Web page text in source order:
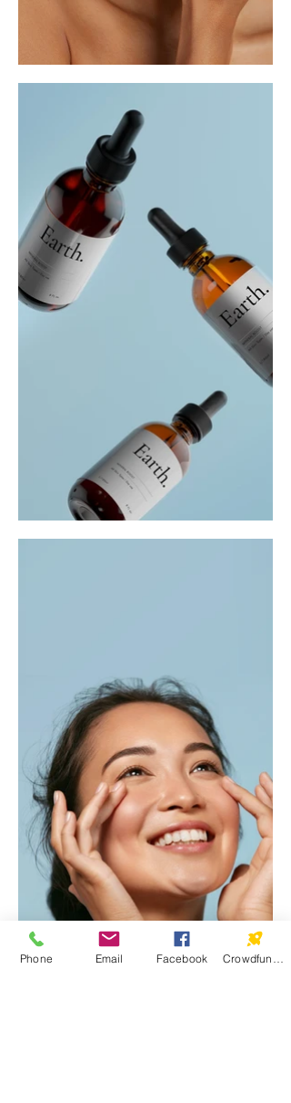
Phone Email Facebook